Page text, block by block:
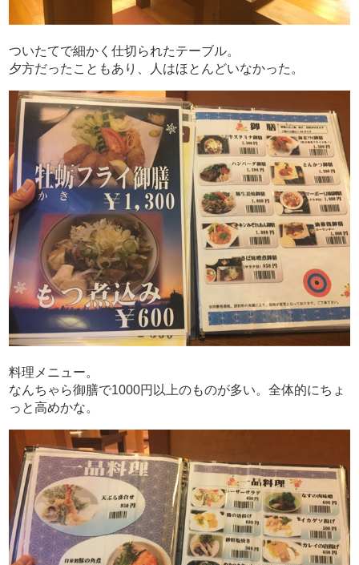
ついたてで細かく仕切られたテーブル。
夕方だったこともあり、人はほとんどいなかった。
料理メニュー。
なんちゃら御膳で1000円以上のものが多い。全体的にちょ
っと高めかな。